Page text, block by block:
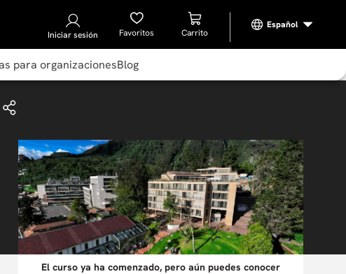
Iniciar sesión Favoritos
para organizacionesBlog
El curso ya ha comenzado, pero aún puedes conocer